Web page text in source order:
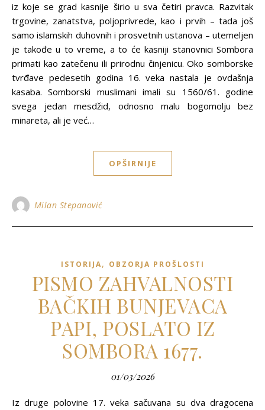
iz koje se grad kasnije širio u sva četiri pravca. Razvitak
trgovine, zanatstva, polјoprivrede, kao i prvih – tada još
samo islamskih duhovnih i prosvetnih ustanova – utemelјen
je takođe u to vreme, a to će kasniji stanovnici Sombora
primati kao zatečenu ili prirodnu činjenicu. Oko somborske
tvrđave pedesetih godina 16. veka nastala je ovdašnja
kasaba. Somborski muslimani imali su 1560/61. godine
svega jedan mesdžid, odnosno malu bogomolјu bez
minareta, ali je već…
OPŠIRNIJE
Milan Stepanović
ISTORIJA, OBZORJA PROŠLOSTI
PISMO ZAHVALNOSTI
BAČKIH BUNJEVACA
PAPI, POSLATO IZ
SOMBORA 1677.
01/03/2026
Iz druge polovine 17. veka sačuvana su dva dragocena